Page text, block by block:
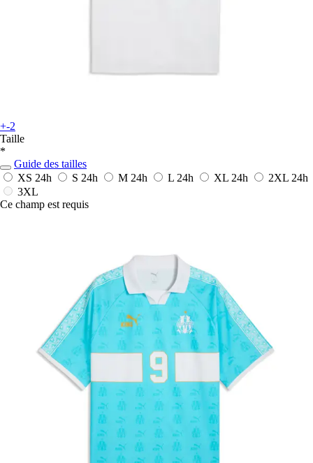
+-2
Taille
*
Guide des tailles
XS 24h S 24h M 24h L 24h XL 24h 2XL 24h
3XL
Ce champ est requis